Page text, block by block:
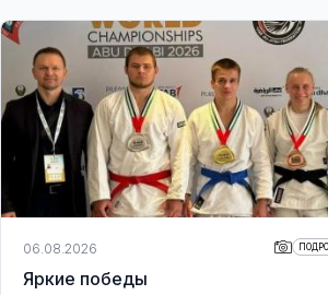
06.08.2026
Яркие победы